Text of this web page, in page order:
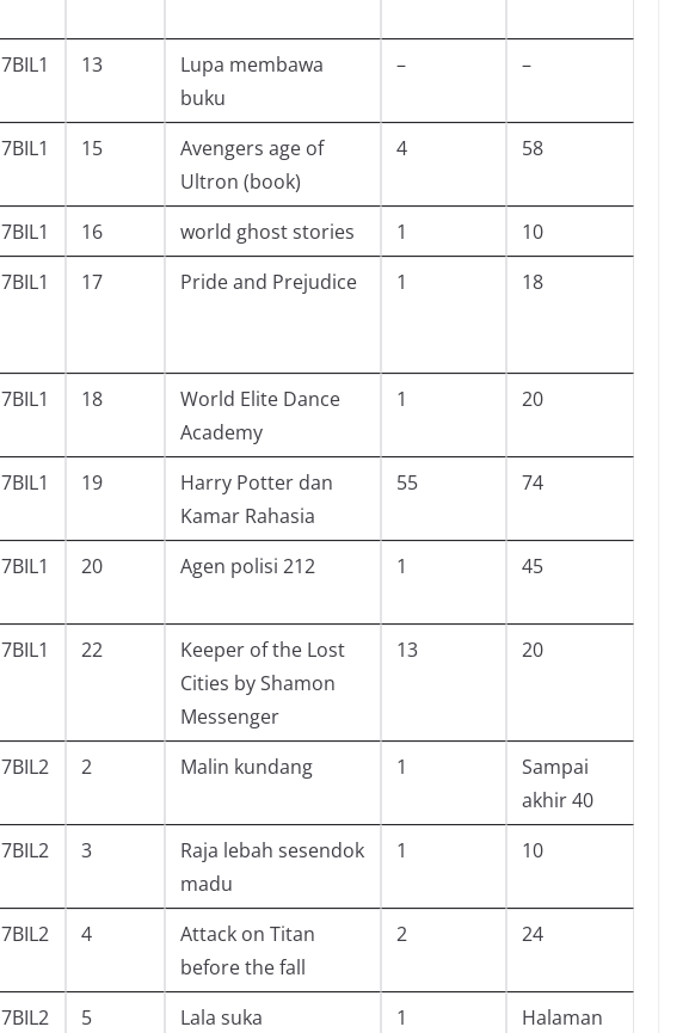
7BIL1 13
Lupa membawa
buku
– –
7BIL1 15
Avengers age of
Ultron (book)
4 58
7BIL1 16 world ghost stories 1
10
7BIL1 17 Pride and Prejudice 1 18
7BIL1 18
World Elite Dance
Academy
1 20
7BIL1 19
Harry Potter dan
Kamar Rahasia
55 74
7BIL1 20 Agen polisi 212 1 45
7BIL1 22
Keeper of the Lost
Cities by Shamon
Messenger
13 20
7BIL2 2 Malin kundang 1
Sampai
akhir 40
7BIL2 3
Raja lebah sesendok
madu
1 10
7BIL2 4
Attack on Titan
before the fall
2 24
7BIL2 5
Lala suka
1
Halaman